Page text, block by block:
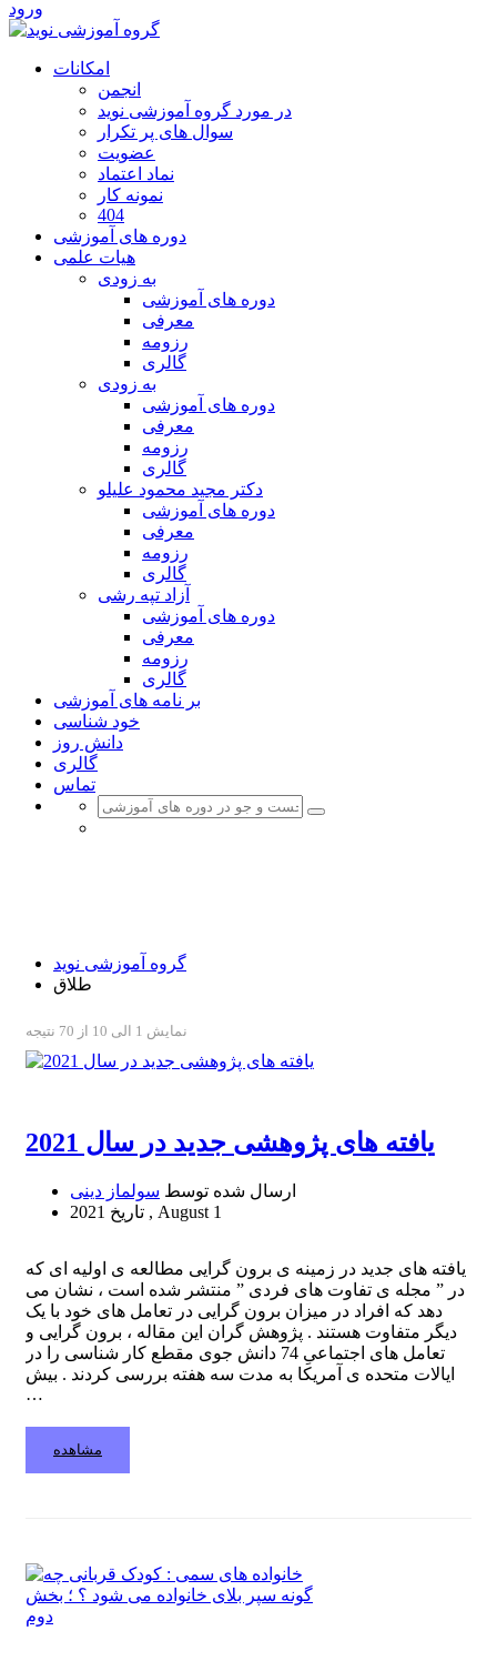
ورود
امکانات
انجمن
در مورد گروه آموزشی نوید
سوال های پر تکرار
عضویت
نماد اعتماد
نمونه کار
404
دوره های آموزشی
هیات علمی
به زودی
دوره های آموزشی
معرفی
رزومه
گالری
به زودی
دوره های آموزشی
معرفی
رزومه
گالری
دکتر مجید محمود علیلو
دوره های آموزشی
معرفی
رزومه
گالری
آزاد تپه رشی
دوره های آموزشی
معرفی
رزومه
گالری
بر نامه های آموزشی
خود شناسی
دانش روز
گالری
تماس
گروه آموزشی نوید
طلاق
نمایش 1 الی 10 از 70 نتیجه
یافته های پژوهشی جدید در سال 2021
ارسال شده توسط سولماز دینی
تاریخ 2021 , August 1
یافته های جدید در زمینه ی برون گرایی مطالعه ی اولیه ای که
در ” مجله ی تفاوت های فردی ” منتشر شده است ، نشان می
دهد که افراد در میزان برون گرایی در تعامل های خود با یک
دیگر متفاوت هستند . پژوهش گران این مقاله ، برون گرایی و
تعامل های اجتماعیِ 74 دانش جوی مقطع کار شناسی را در
ایالات متحده ی آمریکا به مدت سه هفته بررسی کردند . بیش
…
مشاهده